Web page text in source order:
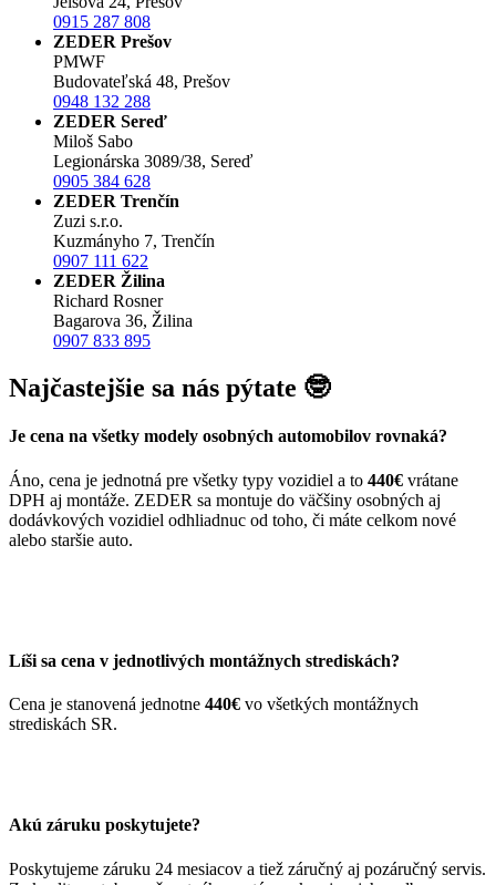
0915 287 808
ZEDER Prešov
PMWF
Budovateľská 48, Prešov
0948 132 288
ZEDER Sereď
Miloš Sabo
Legionárska 3089/38, Sereď
0905 384 628
ZEDER Trenčín
Zuzi s.r.o.
Kuzmányho 7, Trenčín
0907 111 622
ZEDER Žilina
Richard Rosner
Bagarova 36, Žilina
0907 833 895
Najčastejšie sa nás pýtate 🤓
Je cena na všetky modely osobných automobilov rovnaká?
Áno, cena je jednotná pre všetky typy vozidiel a to 440€ vrátane
DPH aj montáže. ZEDER sa montuje do väčšiny osobných aj
dodávkových vozidiel odhliadnuc od toho, či máte celkom nové
alebo staršie auto.
Líši sa cena v jednotlivých montážnych strediskách?
Cena je stanovená jednotne 440€ vo všetkých montážnych
strediskách SR.
Akú záruku poskytujete?
Poskytujeme záruku 24 mesiacov a tiež záručný aj pozáručný servis.